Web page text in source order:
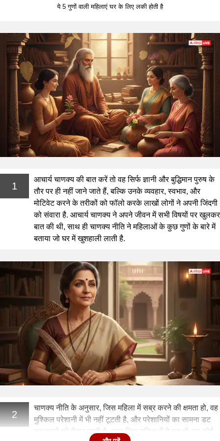
ये 5 गुणों वाली महिलाएं घर के लिए लकी होती है
1
आचार्य चाणक्य की बात करें तो वह सिर्फ ज्ञानी और बुद्धिमान पुरुष के
तौर पर ही नहीं जाने जाते हैं, बल्कि उनके व्यवहार, स्वभाव, और
मोटिवेट करने के तरीकों को फॉलो करके लाखों लोगों ने अपनी जिंदगी
को संवारा है. आचार्य चाणक्य ने अपने जीवन में सभी विषयों पर खुलकर
बात की थी, साथ ही चाणक्य नीति ने महिलाओं के कुछ गुणों के बारे में
बताया जो घर में खुशहाली लाती है.
2
चाणक्य नीति के अनुसार, जिस महिला में सब्र करने की क्षमता हो, वह
मुश्किल परेशानी में भी नहीं टूटती है, और परेशानियों का सामना डट
कर करने को तैयार रहती है. अगर जिस महिला में ये गुण हों, वह कोई